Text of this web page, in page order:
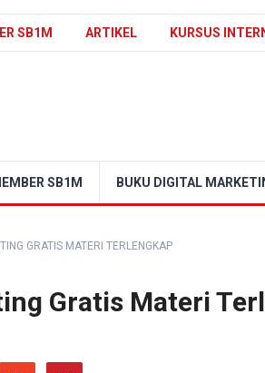
SB1M ARTIKEL KURSUS
SB1M BUKU DIGITAL
GRATIS MATERI TERLENGKAP
Gratis Materi